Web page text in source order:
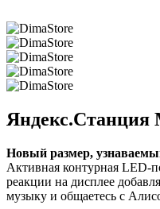
Яндекс.Станция
Новый размер,
Активная контурная LED-
реакции на дисплее
музыку и общаетесь с